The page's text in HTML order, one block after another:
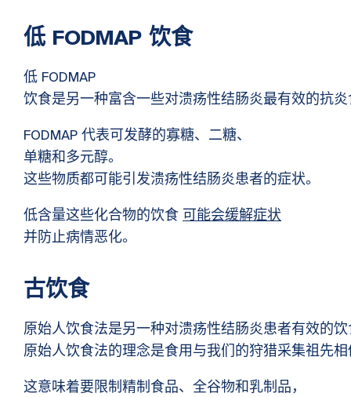
低 FODMAP 饮食
低 FODMAP
饮食是另一种富含一些对溃疡性结肠炎最有效的抗
FODMAP 代表可发酵的寡糖、二糖、
单糖和多元醇。
这些物质都可能引发溃疡性结肠炎患者的症状。
低含量这些化合物的饮食 可能会缓解症状
并防止病情恶化。
古饮食
原始人饮食法是另一种对溃疡性结肠炎患者有效的
原始人饮食法的理念是食用与我们的狩猎采集祖先
这意味着要限制精制食品、全谷物和乳制品，